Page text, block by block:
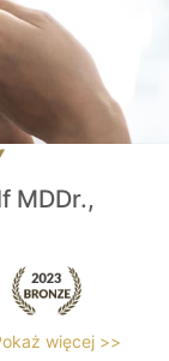
MDDr.,
więcej >>